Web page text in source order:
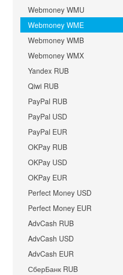
Webmoney WMU
Webmoney WME
Webmoney WMB
Webmoney WMX
Yandex RUB
Qiwi RUB
PayPal RUB
PayPal USD
PayPal EUR
OKPay RUB
OKPay USD
OKPay EUR
Perfect Money USD
Perfect Money EUR
AdvCash RUB
AdvCash USD
AdvCash EUR
СберБанк RUB